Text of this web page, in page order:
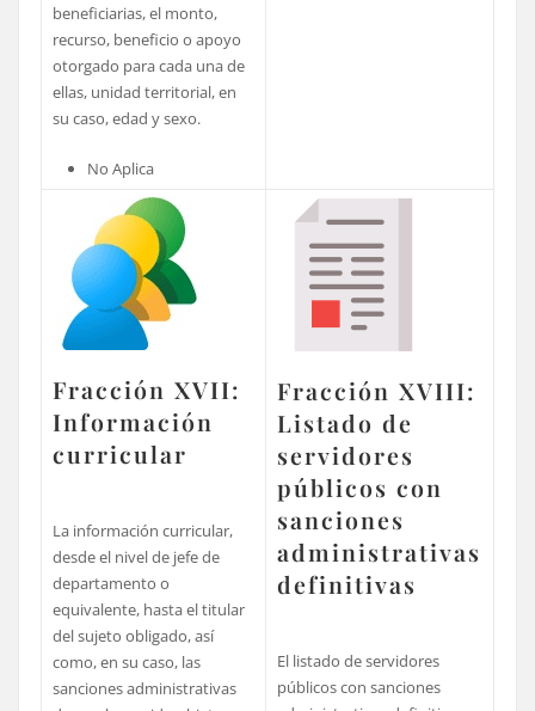
beneficiarias, el monto,
recurso, beneficio o apoyo
otorgado para cada una de
ellas, unidad territorial, en
su caso, edad y sexo.
No Aplica
Fracción XVII:
Información
curricular
La información curricular,
desde el nivel de jefe de
departamento o
equivalente, hasta el titular
del sujeto obligado, así
como, en su caso, las
sanciones administrativas
Fracción XVIII:
Listado de
servidores
públicos con
sanciones
administrativas
definitivas
El listado de servidores
públicos con sanciones